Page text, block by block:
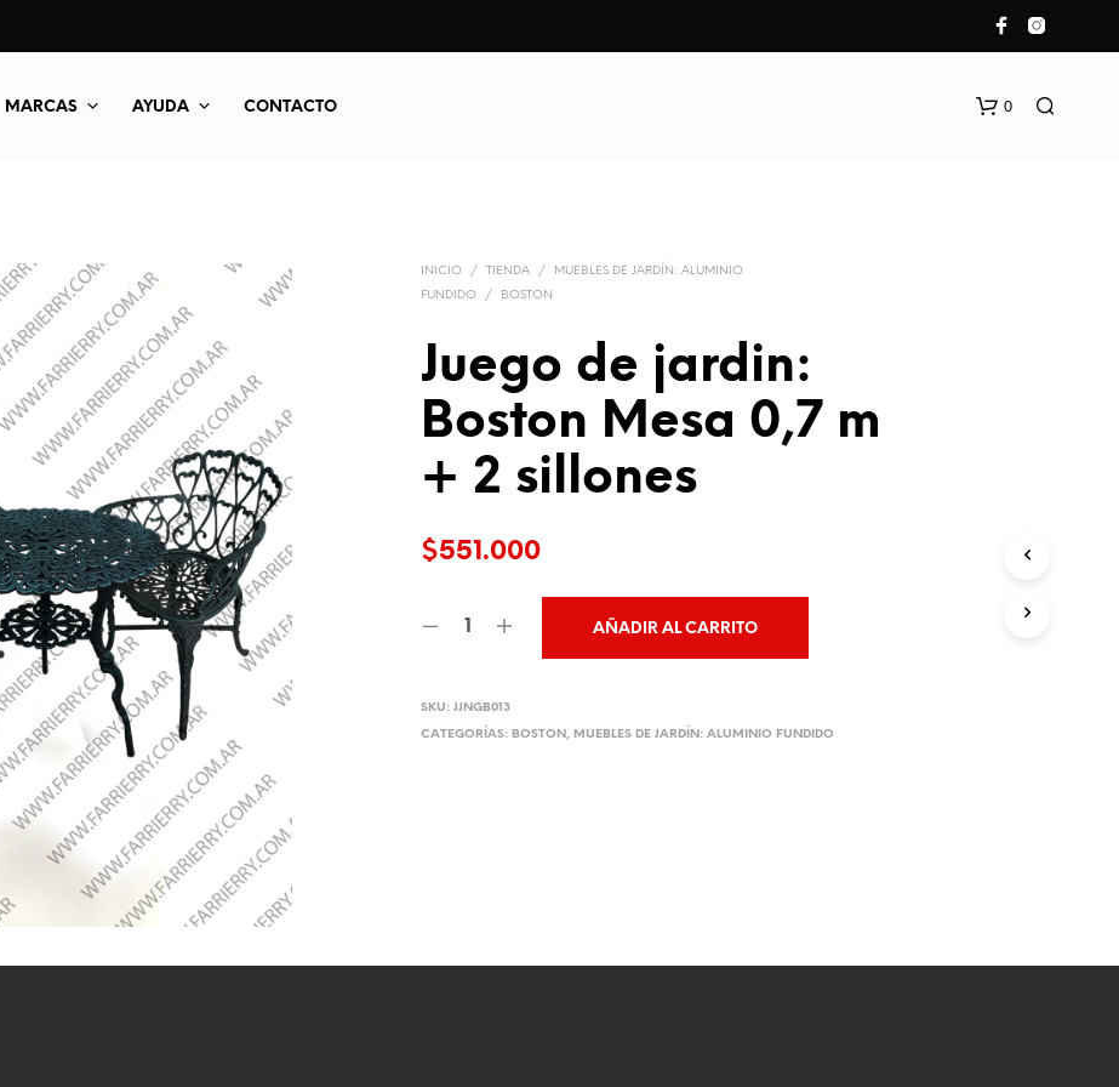
MARCAS AYUDA CONTACTO 0
INICIO / TIENDA /
MUEBLES DE JARDÍN: ALUMINIO
FUNDIDO
/ BOSTON
Juego de jardin:
Boston Mesa 0,7 m
+ 2 sillones
$551.000
AÑADIR AL CARRITO
SKU:JJNGB013
CATEGORÍAS: BOSTON, MUEBLES DE JARDÍN: ALUMINIO FUNDIDO